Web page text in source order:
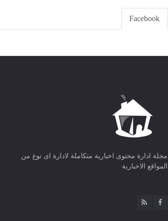
Facebook
مجلة ادارة محتوى اخبارية متكاملة لادارة اى نوع من
المواقع الاخبارية